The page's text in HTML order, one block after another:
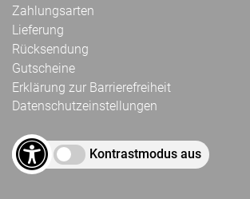
Zahlungsarten
Lieferung
Rücksendung
Gutscheine
Erklärung zur Barrierefreiheit
Datenschutzeinstellungen
Kontrastmodus aus